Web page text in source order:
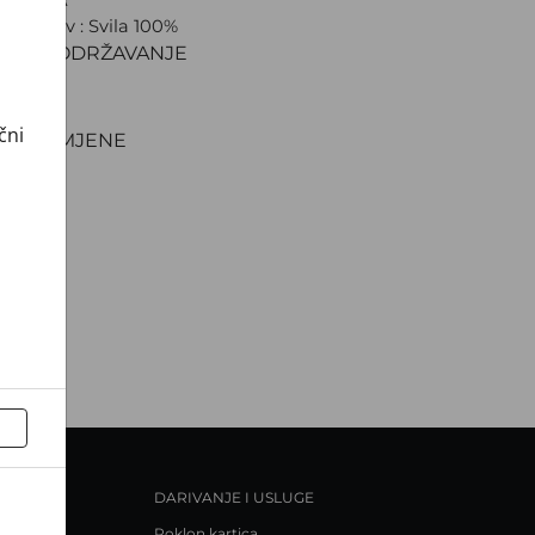
sastav : Svila 100%
I ODRŽAVANJE
I ZAMJENE
DARIVANJE I USLUGE